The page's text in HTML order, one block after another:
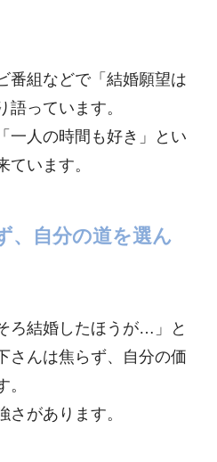
番組などで「結婚願望は
語っています。
一人の時間も好き」とい
ています。
、自分の道を選ん
ろ結婚したほうが…」と
さんは焦らず、自分の価
さがあります。